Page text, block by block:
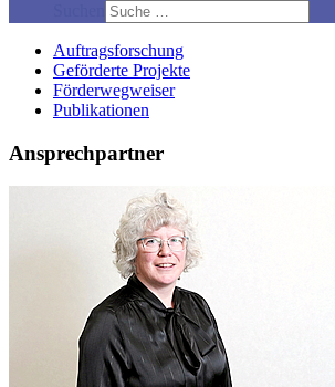
Auftragsforschung
Geförderte Projekte
Förderwegweiser
Publikationen
Ansprechpartner